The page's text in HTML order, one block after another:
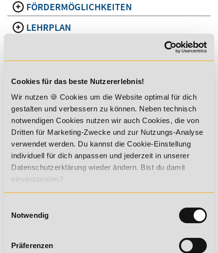
Cookies für das beste Nutzererlebnis!
Wir nutzen 🍪 Cookies um die Website optimal für dich
gestalten und verbessern zu können. Neben technisch
notwendigen Cookies nutzen wir auch Cookies, die von
Dritten für Marketing-Zwecke und zur Nutzungs-Analyse
verwendet werden. Du kannst die Cookie-Einstellung
individuell für dich anpassen und jederzeit in unserer
Datenschutzerklärung wieder ändern. Bist du damit
einverstanden?
Notwendig
Präferenzen
FÖRDERMÖGLICHKEITEN
LEHRPLAN
AUSBILDUNG ZUM SPORT - UND
FITNESSKAUFMANN
DEIN ZERTIFIKAT
Du erwirbst eine hochwertige Qualifikation, die dir viele
Türen öffnen kann:
branchenanerkannter Abschluss
Abschluss auf DQR-Niveau 4 (nach Bestehen der IHK-